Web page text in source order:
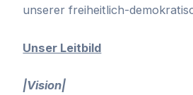
unserer freiheitlich-
Unser Leitbild
|Vision|